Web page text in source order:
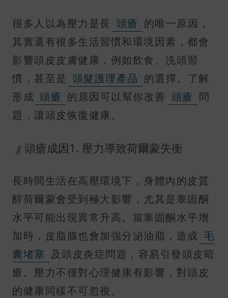
很多人以為壓力是長 頭瘡 的唯一原因，
其實還有很多生活習慣和環境因素，都會
影響頭皮皮膚健康，例如飲食、洗頭習
慣，甚至是 頭髮護理產品 的選擇。了解
形成 頭瘡 的原因可以幫你改善 頭瘡 問
題，讓頭皮恢復健康。
頭瘡成因1. 壓力導致荷爾蒙失衡
長時間生活在高壓環境下，身體內的皮質
醇荷爾蒙會受到極大影響，尤其是睾固酮
水平可能出現異常升高。當睾固酮水平增
加時，皮脂腺也會加強分泌油脂，造成 毛
囊堵塞 及頭皮炎症問題，容易引發頭皮暗
瘡。壓力不僅對心理健康有影響，對頭皮
的健康同樣不可忽視。